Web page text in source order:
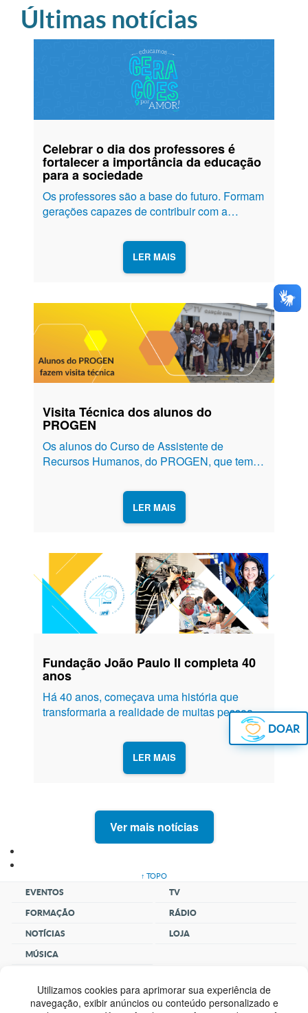
Últimas notícias
Celebrar o dia dos professores é
fortalecer a importância da educação
para a sociedade
Os professores são a base do futuro. Formam
gerações capazes de contribuir com a
só o conhecimento técnico e teórico, mas
uma iniciativa amorosa que impacta vidas e
gerações, trazendo esperança em um...
LER MAIS
Visita Técnica dos alunos do
PROGEN
Os alunos do Curso de Assistente de
Recursos Humanos, do PROGEN, que tem
técnica nos departamentos da Fundação
João Paulo II. Visitaram departamentos como
Davi, RH, Administração, Rádio e
LER MAIS
Fundação João Paulo II completa 40
anos
Há 40 anos, começava uma história que
transformaria a realidade de muitas pessoas.
Fundação João Paulo II. Sediada em
Cachoeira Paulista/SP, desde o seu princípio,
realizou um trabalho baseado em valores...
LER MAIS
Ver mais notícias
↑ TOPO
EVENTOS
FORMAÇÃO
NOTÍCIAS
MÚSICA
SANTUÁRIO
TV
RÁDIO
LOJA
DOAR